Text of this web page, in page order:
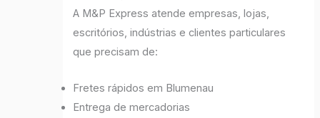
A M&P Express atende empresas, lojas,
escritórios, indústrias e clientes particulares
que precisam de:
Fretes rápidos em Blumenau
Entrega de mercadorias